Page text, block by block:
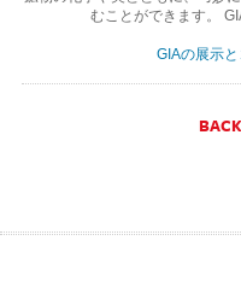
むことができます。
GIAの展示と